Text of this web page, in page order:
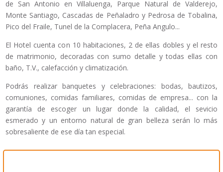
de San Antonio en Villaluenga, Parque Natural de Valderejo,
Monte Santiago, Cascadas de Peñaladro y Pedrosa de Tobalina,
Pico del Fraile, Tunel de la Complacera, Peña Angulo...
El Hotel cuenta con 10 habitaciones, 2 de ellas dobles y el resto
de matrimonio, decoradas con sumo detalle y todas ellas con
baño, T.V., calefacción y climatización.
Podrás realizar banquetes y celebraciones: bodas, bautizos,
comuniones, comidas familiares, comidas de empresa... con la
garantía de escoger un lugar donde la calidad, el sevicio
esmerado y un entorno natural de gran belleza serán lo más
sobresaliente de ese día tan especial.